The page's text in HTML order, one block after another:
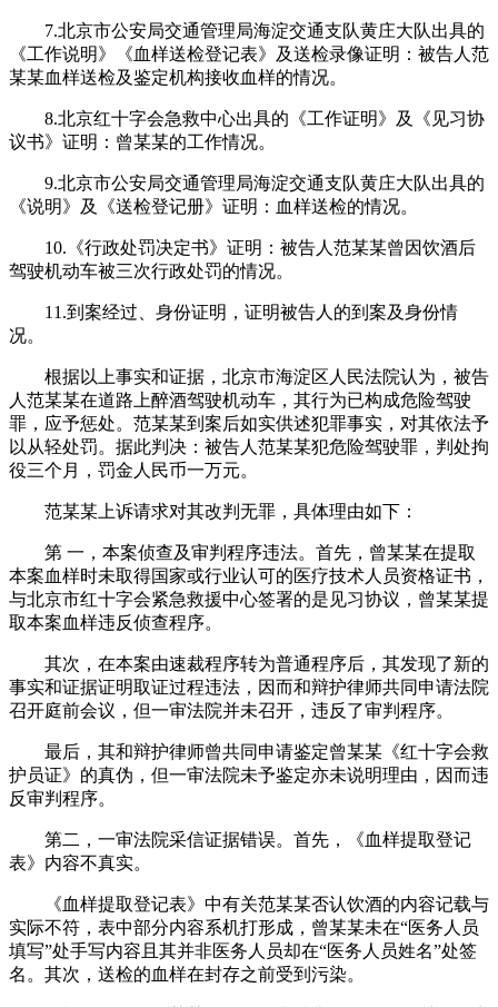
7.北京市公安局交通管理局海淀交通支队黄庄大队出具的
《工作说明》《血样送检登记表》及送检录像证明：被告人范
某某血样送检及鉴定机构接收血样的情况。
8.北京红十字会急救中心出具的《工作证明》及《见习协
议书》证明：曾某某的工作情况。
9.北京市公安局交通管理局海淀交通支队黄庄大队出具的
《说明》及《送检登记册》证明：血样送检的情况。
10.《行政处罚决定书》证明：被告人范某某曾因饮酒后
驾驶机动车被三次行政处罚的情况。
11.到案经过、身份证明，证明被告人的到案及身份情
况。
根据以上事实和证据，北京市海淀区人民法院认为，被告
人范某某在道路上醉酒驾驶机动车，其行为已构成危险驾驶
罪，应予惩处。范某某到案后如实供述犯罪事实，对其依法予
以从轻处罚。据此判决：被告人范某某犯危险驾驶罪，判处拘
役三个月，罚金人民币一万元。
范某某上诉请求对其改判无罪，具体理由如下：
第 一，本案侦查及审判程序违法。首先，曾某某在提取
本案血样时未取得国家或行业认可的医疗技术人员资格证书，
与北京市红十字会紧急救援中心签署的是见习协议，曾某某提
取本案血样违反侦查程序。
其次，在本案由速裁程序转为普通程序后，其发现了新的
事实和证据证明取证过程违法，因而和辩护律师共同申请法院
召开庭前会议，但一审法院并未召开，违反了审判程序。
最后，其和辩护律师曾共同申请鉴定曾某某《红十字会救
护员证》的真伪，但一审法院未予鉴定亦未说明理由，因而违
反审判程序。
第二，一审法院采信证据错误。首先，《血样提取登记
表》内容不真实。
《血样提取登记表》中有关范某某否认饮酒的内容记载与
实际不符，表中部分内容系机打形成，曾某某未在“医务人员
填写”处手写内容且其并非医务人员却在“医务人员姓名”处签
名。其次，送检的血样在封存之前受到污染。